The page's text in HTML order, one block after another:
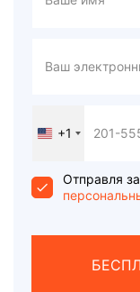
United
+1
+1
Отправля